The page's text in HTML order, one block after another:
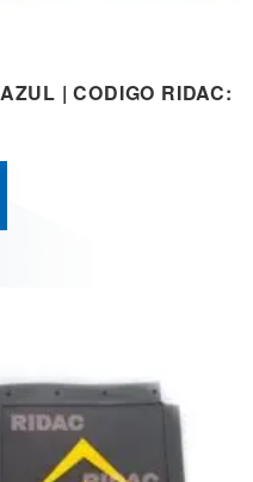
| CODIGO RIDAC: